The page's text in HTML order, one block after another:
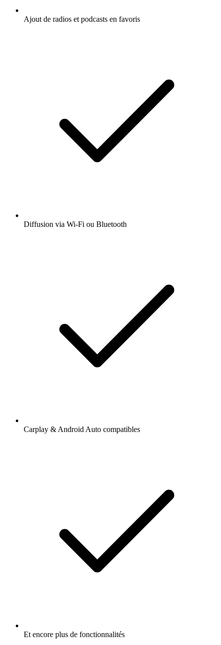
Ajout de radios et podcasts en favoris
Diffusion via Wi-Fi ou Bluetooth
Carplay & Android Auto compatibles
Et encore plus de fonctionnalités